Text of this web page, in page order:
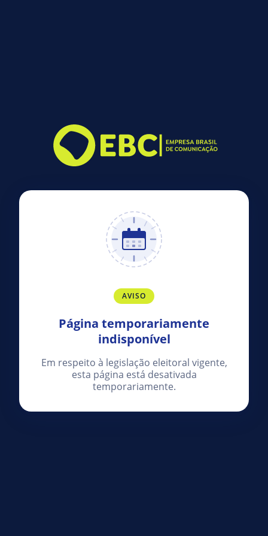
AVISO
Página temporariamente
indisponível
Em respeito à legislação eleitoral vigente,
esta página está desativada
temporariamente.